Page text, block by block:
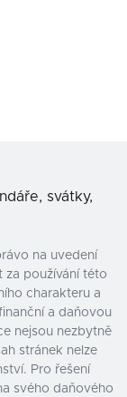
svátky,
na uvedení
za používání této
charakteru a
a daňovou
nejsou nezbytně
stránek nelze
Pro řešení
svého daňového